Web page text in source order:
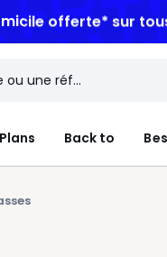
offerte* sur
Back to